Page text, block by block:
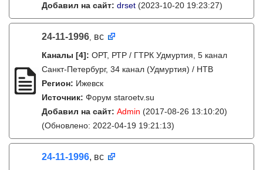
Добавил на сайт: drset (2023-10-20 19:23:27)
24-11-1996, вс
Каналы [4]: ОРТ, РТР / ГТРК Удмуртия, 5 канал
Санкт-Петербург, 34 канал (Удмуртия) / НТВ
Регион: Ижевск
Источник: Форум staroetv.su
Добавил на сайт: Admin (2017-08-26 13:10:20)
(Обновлено: 2022-04-19 19:21:13)
24-11-1996, вс